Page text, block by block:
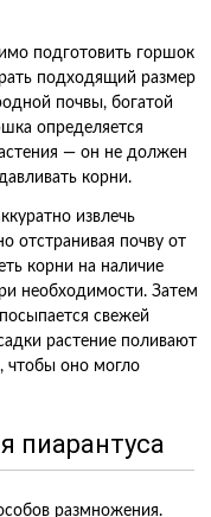
подготовить горшок
подходящий размер
почвы, богатой
определяется
— он не должен
корни.
извлечь
отстранивая почву от
корни на наличие
необходимости. Затем
свежей
растение поливают
чтобы оно могло
пиарантуса
размножения.